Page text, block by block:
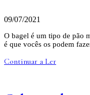
09/07/2021
O bagel é um tipo de pão
é que vocês os podem
Continuar a Ler